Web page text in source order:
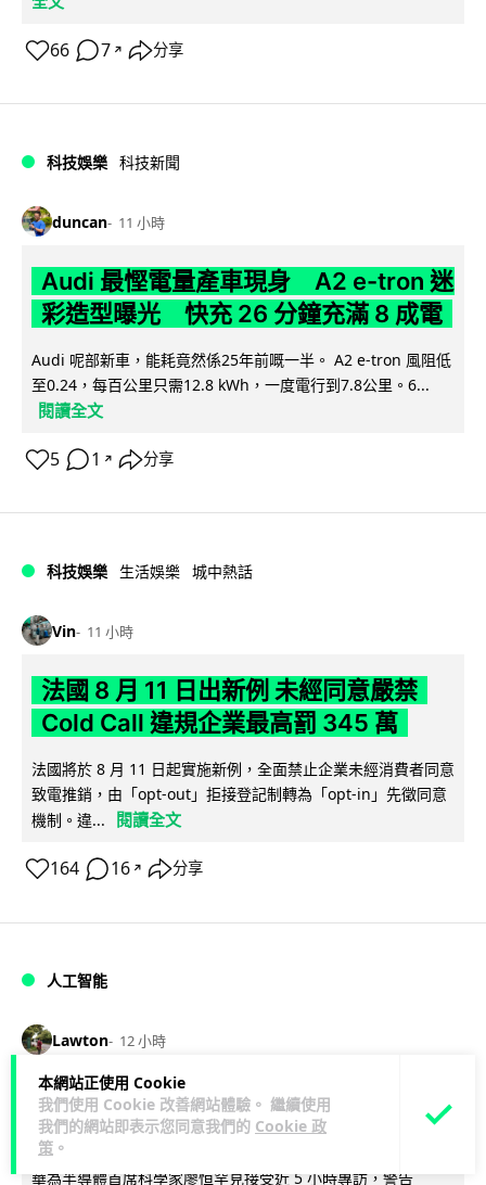
本網站正使用 Cookie
我們使用 Cookie 改善網站體驗。 繼續使用
我們的網站即表示您同意我們的 Cookie 政
策 。
66 7 ↗ 分享
科技娛樂 科技新聞
duncan 11 小時
Audi 最慳電量產車現身 A2 e-tron 迷
彩造型曝光 快充 26 分鐘充滿 8 成電
Audi 呢部新車，能耗竟然係25年前嘅一半。 A2 e-tron 風阻低
至0.24，每百公里只需12.8 kWh，一度電行到7.8公里。6...
閱讀全文
5 1 ↗ 分享
科技娛樂 生活娛樂 城中熱話
Vin 11 小時
法國 8 月 11 日出新例 未經同意嚴禁
Cold Call 違規企業最高罰 345 萬
法國將於 8 月 11 日起實施新例，全面禁止企業未經消費者同意
致電推銷，由「opt-out」拒接登記制轉為「opt-in」先徵同意
機制。違...
閱讀全文
164 16 ↗ 分享
人工智能
Lawton 12 小時
華為科學家警告 NVIDIA 已近物理極限
華為「韜定律」可繞過摩爾定律瓶頸
華為半導體首席科學家廖恒罕見接受近 5 小時專訪，警告